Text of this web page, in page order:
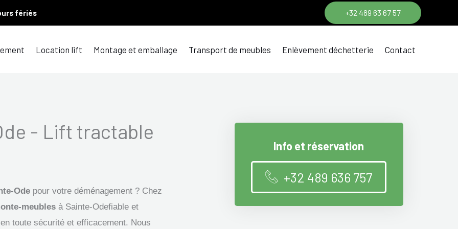
fériés +32 489 63 67 57
Location lift Montage et emballage Transport de meubles Enlèvement déchetterie Contact
- Lift tractable
Ode pour votre déménagement ? Chez
meubles à Sainte-Odefiable et
toute sécurité et efficacement. Nous
Info et réservation
+32 489 636 757